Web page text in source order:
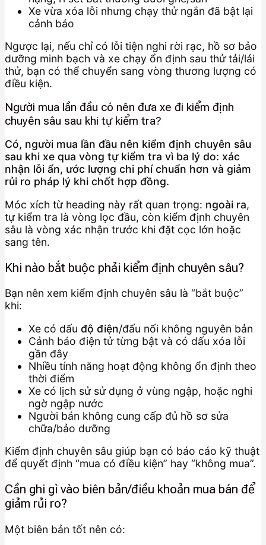
Xe vừa xóa lỗi nhưng chạy thử ngắn đã bật lại
cảnh báo
Ngược lại, nếu chỉ có lỗi tiện nghi rời rạc, hồ sơ bảo
dưỡng minh bạch và xe chạy ổn định sau thử tải/lái
thử, bạn có thể chuyển sang vòng thương lượng có
điều kiện.
Người mua lần đầu có nên đưa xe đi kiểm định
chuyên sâu sau khi tự kiểm tra?
Có, người mua lần đầu nên kiểm định chuyên sâu
sau khi xe qua vòng tự kiểm tra vì ba lý do: xác
nhận lỗi ẩn, ước lượng chi phí chuẩn hơn và giảm
rủi ro pháp lý khi chốt hợp đồng.
Móc xích từ heading này rất quan trọng: ngoài ra,
tự kiểm tra là vòng lọc đầu, còn kiểm định chuyên
sâu là vòng xác nhận trước khi đặt cọc lớn hoặc
sang tên.
Khi nào bắt buộc phải kiểm định chuyên sâu?
Bạn nên xem kiểm định chuyên sâu là “bắt buộc”
khi:
Xe có dấu độ điện/đấu nối không nguyên bản
Cảnh báo điện tử từng bật và có dấu xóa lỗi
gần đây
Nhiều tính năng hoạt động không ổn định theo
thời điểm
Xe có lịch sử sử dụng ở vùng ngập, hoặc nghi
ngờ ngập nước
Người bán không cung cấp đủ hồ sơ sửa
chữa/bảo dưỡng
Kiểm định chuyên sâu giúp bạn có báo cáo kỹ thuật
để quyết định “mua có điều kiện” hay “không mua”.
Cần ghi gì vào biên bản/điều khoản mua bán để
giảm rủi ro?
Một biên bản tốt nên có: